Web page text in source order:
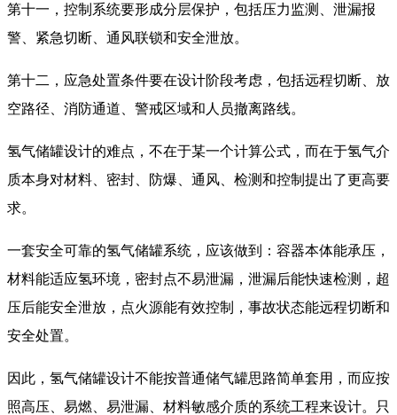
第十一，控制系统要形成分层保护，包括压力监测、泄漏报
警、紧急切断、通风联锁和安全泄放。
第十二，应急处置条件要在设计阶段考虑，包括远程切断、放
空路径、消防通道、警戒区域和人员撤离路线。
氢气储罐设计的难点，不在于某一个计算公式，而在于氢气介
质本身对材料、密封、防爆、通风、检测和控制提出了更高要
求。
一套安全可靠的氢气储罐系统，应该做到：容器本体能承压，
材料能适应氢环境，密封点不易泄漏，泄漏后能快速检测，超
压后能安全泄放，点火源能有效控制，事故状态能远程切断和
安全处置。
因此，氢气储罐设计不能按普通储气罐思路简单套用，而应按
照高压、易燃、易泄漏、材料敏感介质的系统工程来设计。只